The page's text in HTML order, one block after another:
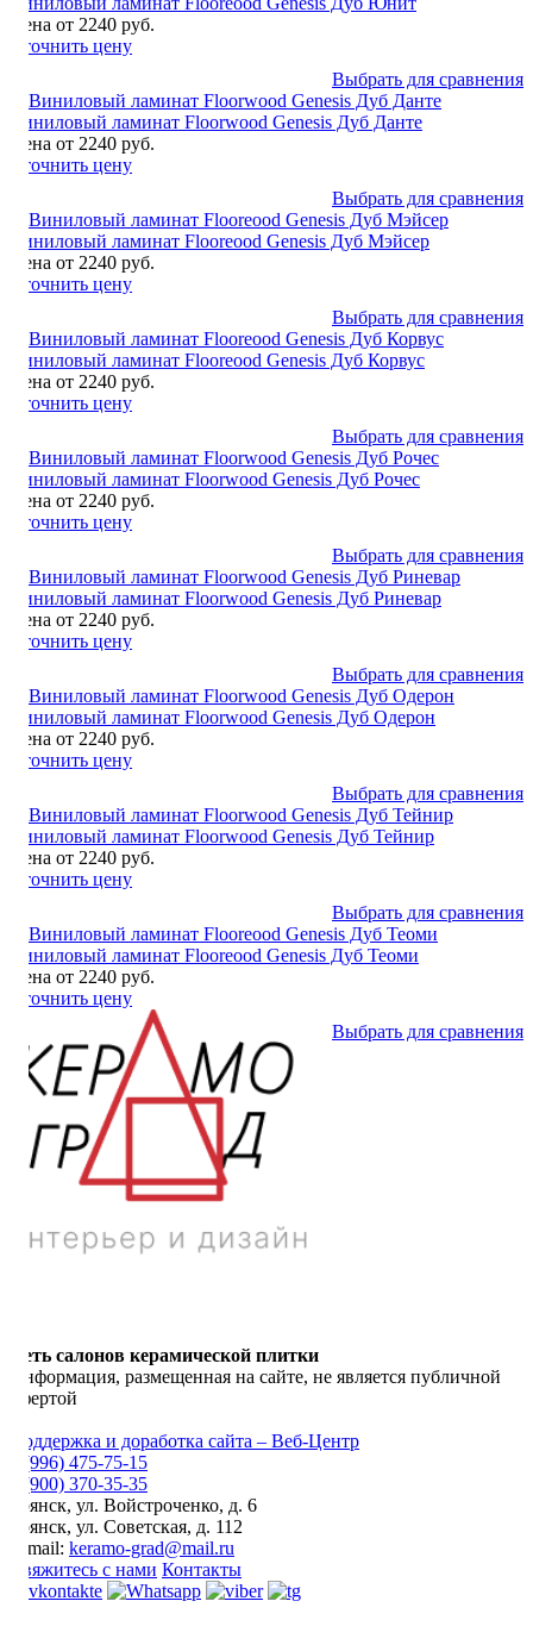
Цена от 2240 руб.
Уточнить цену
Выбрать для сравнения
Виниловый ламинат Floorwood Genesis Дуб Данте
Цена от 2240 руб.
Уточнить цену
Выбрать для сравнения
Виниловый ламинат Flooreood Genesis Дуб Мэйсер
Цена от 2240 руб.
Уточнить цену
Выбрать для сравнения
Виниловый ламинат Flooreood Genesis Дуб Корвус
Цена от 2240 руб.
Уточнить цену
Выбрать для сравнения
Виниловый ламинат Floorwood Genesis Дуб Рочес
Цена от 2240 руб.
Уточнить цену
Выбрать для сравнения
Виниловый ламинат Floorwood Genesis Дуб Риневар
Цена от 2240 руб.
Уточнить цену
Выбрать для сравнения
Виниловый ламинат Floorwood Genesis Дуб Одерон
Цена от 2240 руб.
Уточнить цену
Выбрать для сравнения
Виниловый ламинат Floorwood Genesis Дуб Тейнир
Цена от 2240 руб.
Уточнить цену
Выбрать для сравнения
Виниловый ламинат Flooreood Genesis Дуб Теоми
Цена от 2240 руб.
Уточнить цену
Выбрать для сравнения
Сеть салонов керамической плитки
Информация, размещенная на сайте, не является публичной
офертой
Поддержка и доработка сайта – Веб-Центр
8 (996) 475-75-15
8 (900) 370-35-35
Брянск, ул. Войстроченко, д. 6
Брянск, ул. Советская, д. 112
E-mail: keramo-grad@mail.ru
Свяжитесь с нами Контакты